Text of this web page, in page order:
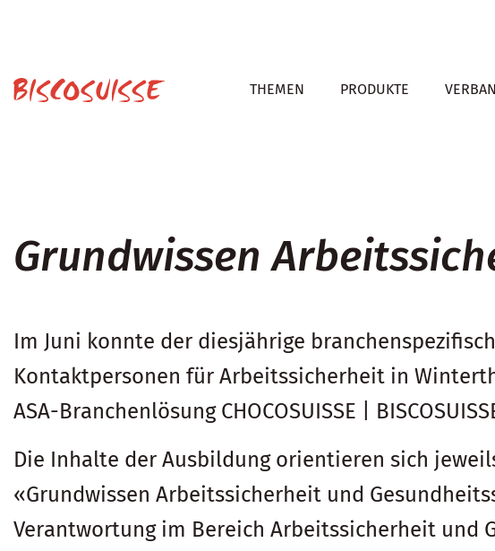
THEMEN PRODUKTE
Grundwissen
Im Juni konnte der diesjährige
Kontaktpersonen für Arbeitssicherheit in
ASA-Branchenlösung CHOCOSUISSE |
Die Inhalte der Ausbildung orientieren sich
«Grundwissen Arbeitssicherheit und
Verantwortung im Bereich Arbeitssicherheit und